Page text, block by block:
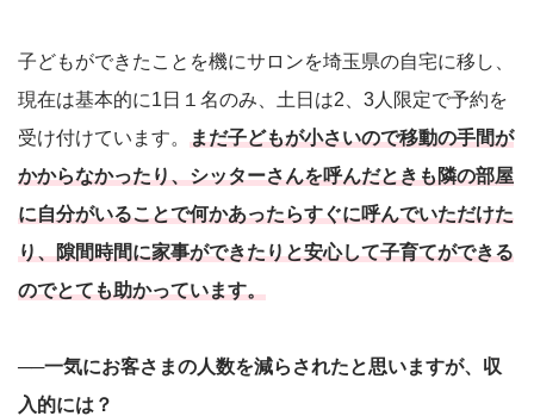
子どもができたことを機にサロンを埼玉県の自宅に移し、
現在は基本的に1日１名のみ、土日は2、3人限定で予約を
受け付けています。 まだ子どもが小さいので移動の手間が
かからなかったり、シッターさんを呼んだときも隣の部屋
に自分がいることで何かあったらすぐに呼んでいただけた
り、隙間時間に家事ができたりと安心して子育てができる
のでとても助かっています。
──一気にお客さまの人数を減らされたと思いますが、収
入的には？